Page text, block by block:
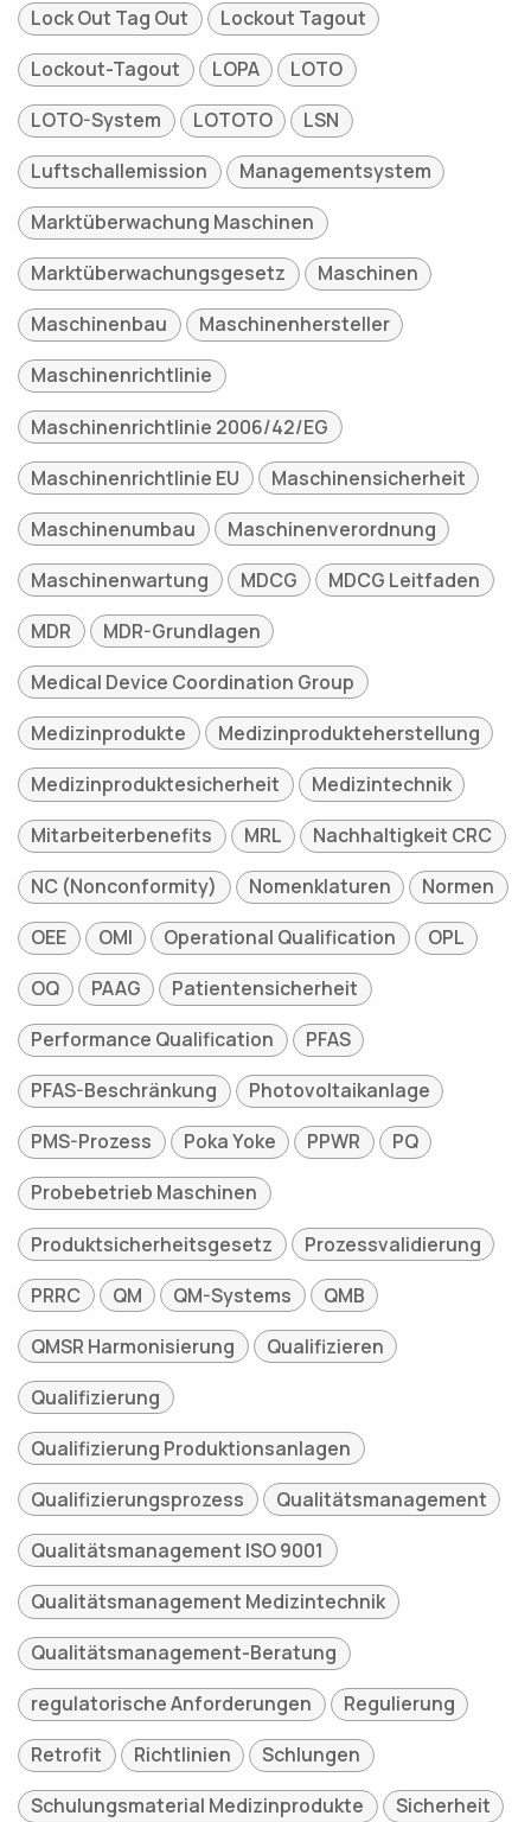
Lock Out Tag Out
Lockout Tagout
Lockout-Tagout
LOPA
LOTO
LOTO-System
LOTOTO
LSN
Luftschallemission
Managementsystem
Marktüberwachung Maschinen
Marktüberwachungsgesetz
Maschinen
Maschinenbau
Maschinenhersteller
Maschinenrichtlinie
Maschinenrichtlinie 2006/42/EG
Maschinenrichtlinie EU
Maschinensicherheit
Maschinenumbau
Maschinenverordnung
Maschinenwartung
MDCG
MDCG Leitfaden
MDR
MDR-Grundlagen
Medical Device Coordination Group
Medizinprodukte
Medizinprodukteherstellung
Medizinproduktesicherheit
Medizintechnik
Mitarbeiterbenefits
MRL
Nachhaltigkeit CRC
NC (Nonconformity)
Nomenklaturen
Normen
OEE
OMI Operational Qualification
OPL
OQ
PAAG
Patientensicherheit
Performance Qualification
PFAS
PFAS-Beschränkung
Photovoltaikanlage
PMS-Prozess
Poka Yoke PPWR
PQ
Probebetrieb Maschinen
Produktsicherheitsgesetz
Prozessvalidierung
PRRC
QM QM-Systems
QMB
QMSR Harmonisierung
Qualifizieren
Qualifizierung
Qualifizierung Produktionsanlagen
Qualifizierungsprozess
Qualitätsmanagement
Qualitätsmanagement ISO 9001
Qualitätsmanagement Medizintechnik
Qualitätsmanagement-Beratung
regulatorische Anforderungen
Regulierung
Retrofit
Richtlinien
Schlungen
Schulungsmaterial Medizinprodukte
Sicherheit